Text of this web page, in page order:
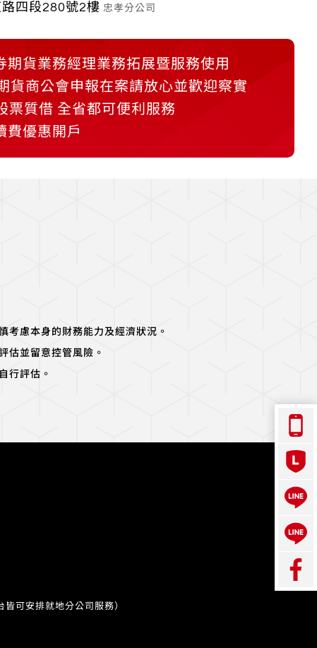
四段280號2樓 忠孝分公司
期貨業務經理業務拓展暨服務使用
貨商公會申報在案請放心並歡迎察實
票質借 全省都可便利服務
費優惠開戶
考慮本身的財務能力及經濟狀況。
估並留意控管風險。
行評估。
皆可安排就地分公司服務）